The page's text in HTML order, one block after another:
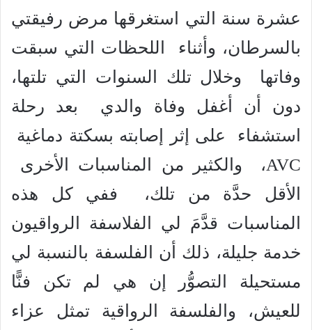
عشرة سنة التي استغرقها مرض رفيقتي
بالسرطان، وأثناء اللحظات التي سبقت
وفاتها وخلال تلك السنوات التي تلتها،
دون أن أغفل وفاة والدي بعد رحلة
استشفاء على إثر إصابته بسكتة دماغية
AVC، والكثير من المناسبات الأخرى
الأقل حدَّة من تلك، ففي كل هذه
المناسبات قدَّمَ لي الفلاسفة الرواقيون
خدمة جليلة، ذلك أن الفلسفة بالنسبة لي
مستحيلة التصوُّر إن هي لم تكن فنًّا
للعيش، والفلسفة الرواقية تمثل عزاء